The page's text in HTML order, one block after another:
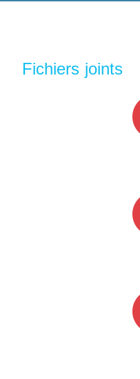
Fichiers joints